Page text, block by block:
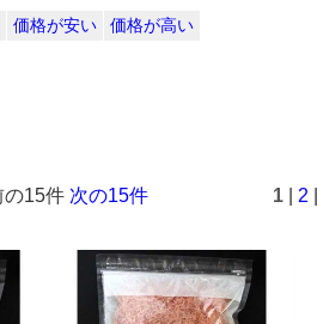
価格が安い
価格が高い
の15件 次の15件 1 2